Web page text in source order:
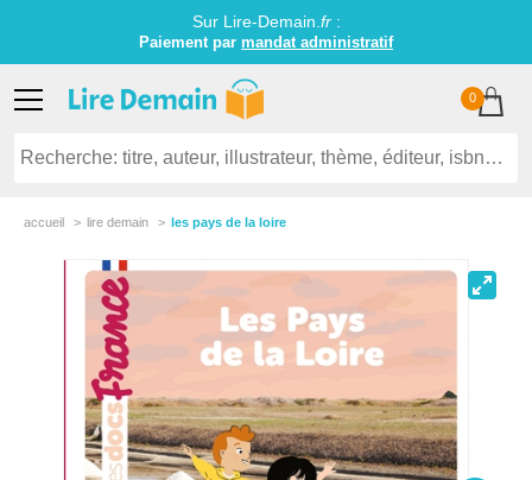
Sur Lire-Demain. fr:
Paiement par mandat administratif
0
accueil lire demain les pays de la loire